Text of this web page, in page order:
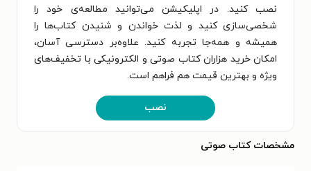
نصب کنید. در اپلیکیشن می‌توانید مطالعه‌ی خود را
شخصی‌سازی کنید و لذت خواندن و شنیدن کتاب‌ها را
همیشه و همه‌جا تجربه کنید. علاوه‌بر دسترسی آسان،
امکان خرید هزاران کتاب صوتی و الکترونیکی با تخفیف‌های
ویژه و بهترین قیمت هم فراهم است.
نصب
مشخصات کتاب صوتی